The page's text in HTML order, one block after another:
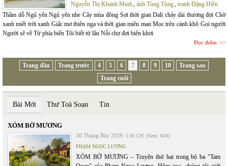
Nguyễn Thị Khánh Minh, ảnh Tùng Tùng, tranh Đặng Hiền
Thầm dỗ Ngủ yên Ngủ yên nhe Cây mùa đông Sợi thời gian Dali chảy dài thương đợi Chờ
xanh miết trời xanh Giấc mơ thiên nga và thời gian miên man Mọc trên cành khô Gọi người
Người sẽ về Từ phía biển Tôi biết từ lâu Nỗi chợ đợi biển khơi
Đọc thêm
Trang đầu Trang trước 4 5 6 7 8 9 10
Trang sau
Trang cuối
Bài Mới Thư Toà Soạn Tin
XÓM BỜ MƯƠNG
30 Tháng Bảy 2026 1:56 CH (Xem: 824)
PHẠM NGỌC LƯƠNG
XÓM BỜ MƯƠNG – Truyện thứ hai trong bộ ba "Tam